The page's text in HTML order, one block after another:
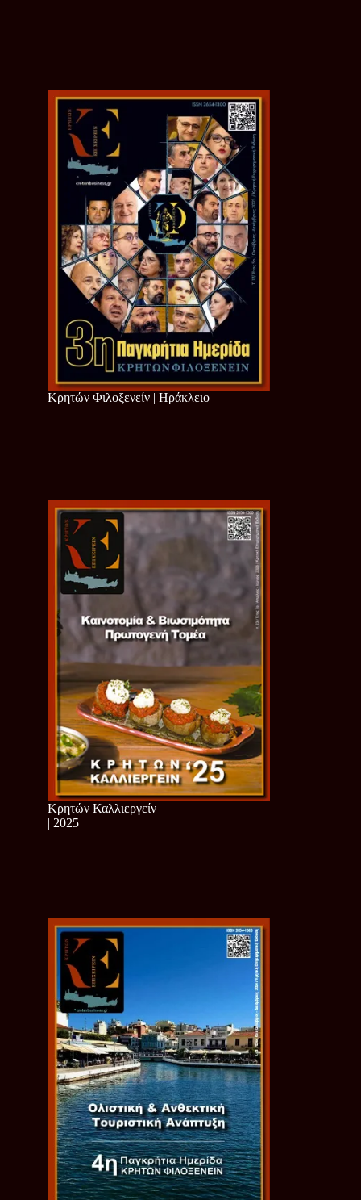
Κρητών Φιλοξενείν | Ηράκλειο
Κρητών Καλλιεργείν
| 2025